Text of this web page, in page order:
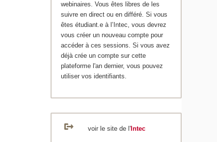
webinaires. Vous êtes libres de les
suivre en direct ou en différé. Si vous
êtes étudiant.e à l’Intec, vous devrez
vous créer un nouveau compte pour
accéder à ces sessions. Si vous avez
déjà crée un compte sur cette
plateforme l'an dernier, vous pouvez
utiliser vos identifiants.
voir le site de l'Intec